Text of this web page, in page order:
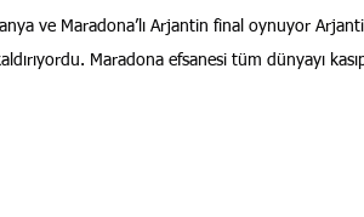
ve Maradona’lı Arjantin final oynuyor
Maradona efsanesi tüm dünyayı